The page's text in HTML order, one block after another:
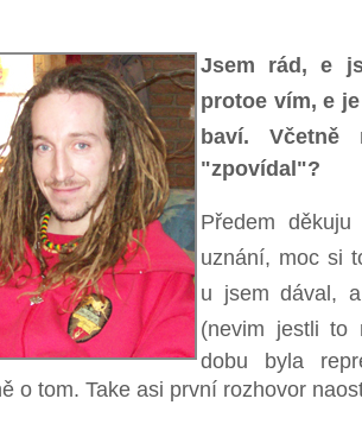
Jsem rád, e
protoe vím, e
baví. Včetně
"zpovídal"?
Předem děkuju
uznání, moc si
u jsem dával,
(nevim jestli to
dobu byla
o tom. Take asi první rozhovor